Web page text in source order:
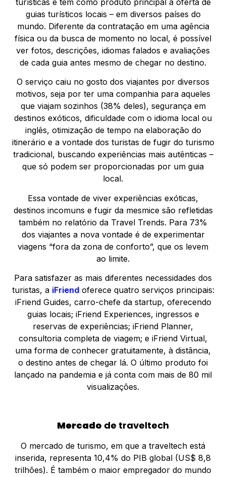
guias turísticos locais – em diversos países do
mundo. Diferente da contratação em uma agência
física ou da busca de momento no local, é possível
ver fotos, descrições, idiomas falados e avaliações
de cada guia antes mesmo de chegar no destino.
O serviço caiu no gosto dos viajantes por diversos
motivos, seja por ter uma companhia para aqueles
que viajam sozinhos (38% deles), segurança em
destinos exóticos, dificuldade com o idioma local ou
inglês, otimização de tempo na elaboração do
itinerário e a vontade dos turistas de fugir do turismo
tradicional, buscando experiências mais autênticas –
que só podem ser proporcionadas por um guia
local.
Essa vontade de viver experiências exóticas,
destinos incomuns e fugir da mesmice são refletidas
também no relatório da Travel Trends. Para 73%
dos viajantes a nova vontade é de experimentar
viagens “fora da zona de conforto”, que os levem
ao limite.
Para satisfazer as mais diferentes necessidades dos
turistas, a iFriendoferece quatro serviços principais:
iFriend Guides, carro-chefe da startup, oferecendo
guias locais; iFriend Experiences, ingressos e
reservas de experiências; iFriend Planner,
consultoria completa de viagem; e iFriend Virtual,
uma forma de conhecer gratuitamente, à distância,
o destino antes de chegar lá. O último produto foi
lançado na pandemia e já conta com mais de 80 mil
visualizações.
Mercado de traveltech
O mercado de turismo, em que a traveltech está
inserida, representa 10,4% do PIB global (US$ 8,8
trilhões). É também o maior empregador do mundo